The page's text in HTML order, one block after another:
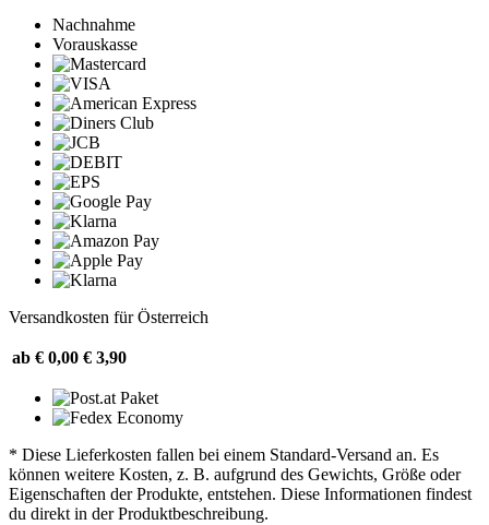
Nachnahme
Vorauskasse
Versandkosten für Österreich
ab € 0,00 € 3,90
* Diese Lieferkosten fallen bei einem Standard-Versand an. Es
können weitere Kosten, z. B. aufgrund des Gewichts, Größe oder
Eigenschaften der Produkte, entstehen. Diese Informationen findest
du direkt in der Produktbeschreibung.